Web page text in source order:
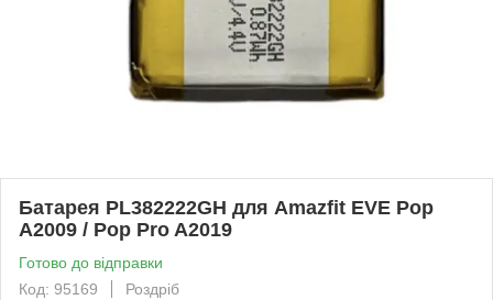
Батарея PL382222GH для Amazfit EVE Pop
A2009 / Pop Pro A2019
Готово до відправки
Код: 95169
Роздріб